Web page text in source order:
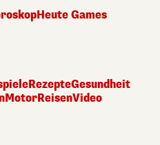
Heute Games
RezepteGesundheit
MotorReisenVideo